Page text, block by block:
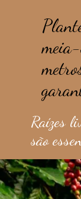
Raízes
são